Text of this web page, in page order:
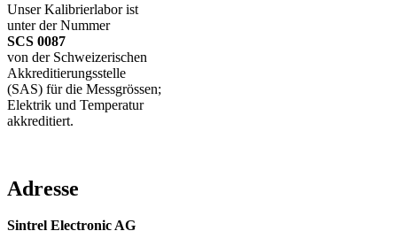
Unser Kalibrierlabor ist
unter der Nummer
SCS 0087
von der Schweizerischen
Akkreditierungsstelle
(SAS) für die Messgrössen;
Elektrik und Temperatur
akkreditiert.
Adresse
Sintrel Electronic AG